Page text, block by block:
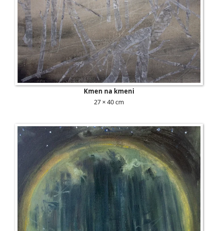
Kmen na kmeni
27 × 40 cm